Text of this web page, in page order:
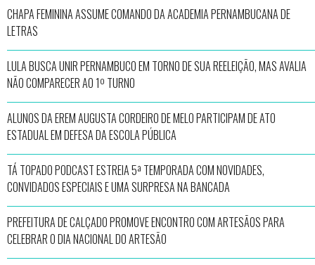
CHAPA FEMININA ASSUME COMANDO DA ACADEMIA PERNAMBUCANA DE
LETRAS
LULA BUSCA UNIR PERNAMBUCO EM TORNO DE SUA REELEIÇÃO, MAS AVALIA
NÃO COMPARECER AO 1º TURNO
ALUNOS DA EREM AUGUSTA CORDEIRO DE MELO PARTICIPAM DE ATO
ESTADUAL EM DEFESA DA ESCOLA PÚBLICA
TÁ TOPADO PODCAST ESTREIA 5ª TEMPORADA COM NOVIDADES,
CONVIDADOS ESPECIAIS E UMA SURPRESA NA BANCADA
PREFEITURA DE CALÇADO PROMOVE ENCONTRO COM ARTESÃOS PARA
CELEBRAR O DIA NACIONAL DO ARTESÃO